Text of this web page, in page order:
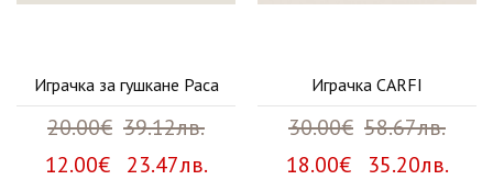
Играчка за гушкане Paca
20.00€ 39.12лв.
12.00€ 23.47лв.
Играчка CARFI
30.00€ 58.67лв.
18.00€ 35.20лв.